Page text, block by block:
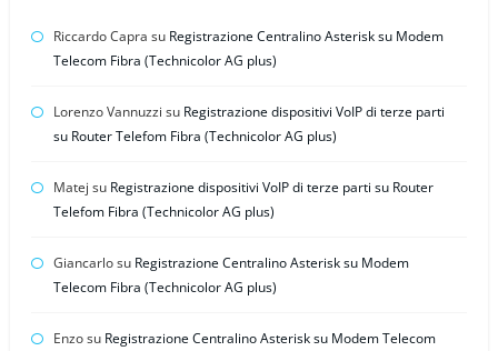
Riccardo Capra su Registrazione Centralino Asterisk su Modem
Telecom Fibra (Technicolor AG plus)
Lorenzo Vannuzzi su Registrazione dispositivi VoIP di terze parti
su Router Telefom Fibra (Technicolor AG plus)
Matej su Registrazione dispositivi VoIP di terze parti su Router
Telefom Fibra (Technicolor AG plus)
Giancarlosu Registrazione Centralino Asterisk su Modem
Telecom Fibra (Technicolor AG plus)
Enzosu Registrazione Centralino Asterisk su Modem Telecom